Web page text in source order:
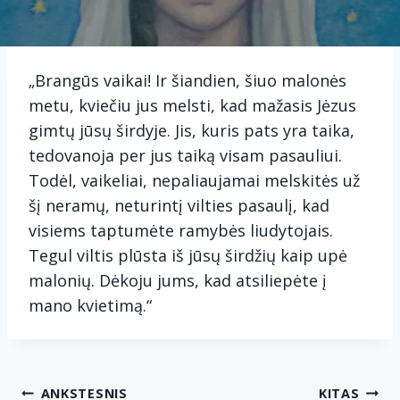
„Brangūs vaikai! Ir šiandien, šiuo malonės
metu, kviečiu jus melsti, kad mažasis Jėzus
gimtų jūsų širdyje. Jis, kuris pats yra taika,
tedovanoja per jus taiką visam pasauliui.
Todėl, vaikeliai, nepaliaujamai melskitės už
šį neramų, neturintį vilties pasaulį, kad
visiems taptumėte ramybės liudytojais.
Tegul viltis plūsta iš jūsų širdžių kaip upė
malonių. Dėkoju jums, kad atsiliepėte į
mano kvietimą.“
ANKSTESNIS KITAS